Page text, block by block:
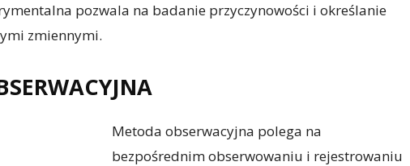
pozwala na badanie przyczynowości i określanie
zmiennymi.
Metoda obserwacyjna polega na
bezpośrednim obserwowaniu i rejestrowaniu